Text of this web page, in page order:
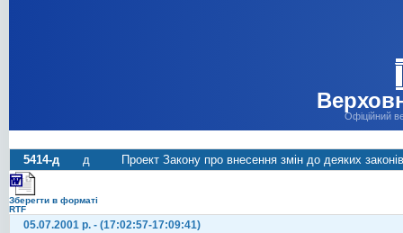
Офіційний
5414-д д Проект Закону про внесення змін до деяких
Зберегти в форматі
RTF
05.07.2001 р. - (17:02:57-17:09:41)